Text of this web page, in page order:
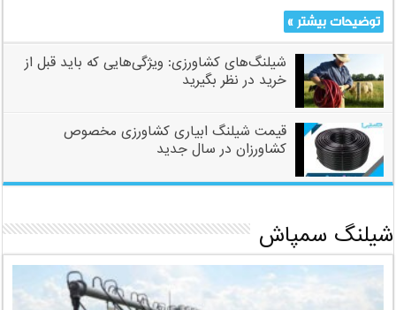
توضیحات بیشتر »
شیلنگ‌های کشاورزی: ویژگی‌هایی که باید قبل از
خرید در نظر بگیرید
قیمت شیلنگ ابیاری کشاورزی مخصوص
کشاورزان در سال جدید
شیلنگ سمپاش